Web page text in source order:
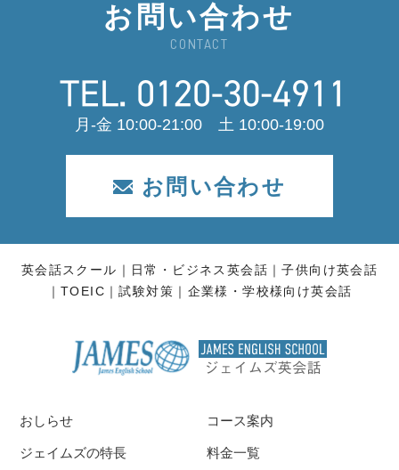
お問い合わせ
CONTACT
月-金 10:00-21:00 土 10:00-19:00
お問い合わせ
英会話スクール 日常・ビジネス英会話
子供向け英会話
TOEIC
試験対策 企業様・学校様向け英会話
おしらせ
ジェイムズの特長
コース案内
料金一覧